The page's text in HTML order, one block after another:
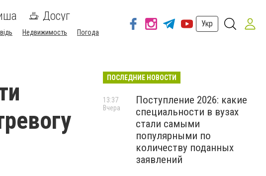
Досуг
Недвижимость Погода
Укр
ПОСЛЕДНИЕ НОВОСТИ
Поступление 2026: какие
специальности в вузах
стали самыми
популярными по
количеству поданных
заявлений
13:37
Вчера